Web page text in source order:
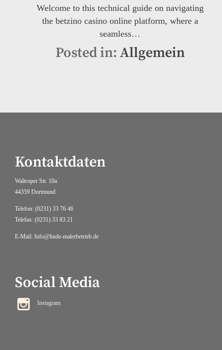
Welcome to this technical guide on navigating
the betzino casino online platform, where a
seamless…
Posted in: Allgemein
Kontaktdaten
Waltroper Str. 10a
44359 Dortmund
Telefon: (0231) 33 76 46
Telefax: (0231) 33 83 21
E-Mail: Info@linde-malerbetrieb.de
Social Media
 Instagram